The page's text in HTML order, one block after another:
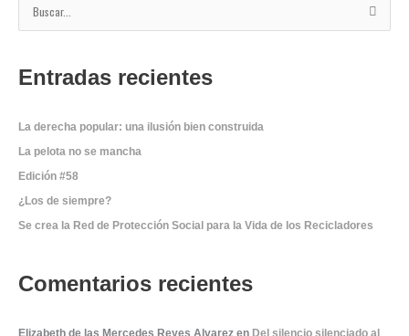
c
r
p
o
Entradas recientes
La derecha popular: una ilusión bien construida
La pelota no se mancha
Edición #58
¿Los de siempre?
Se crea la Red de Protección Social para la Vida de los Recicladores
Comentarios recientes
Elizabeth de las Mercedes Reyes Alvarez en Del silencio silenciado al